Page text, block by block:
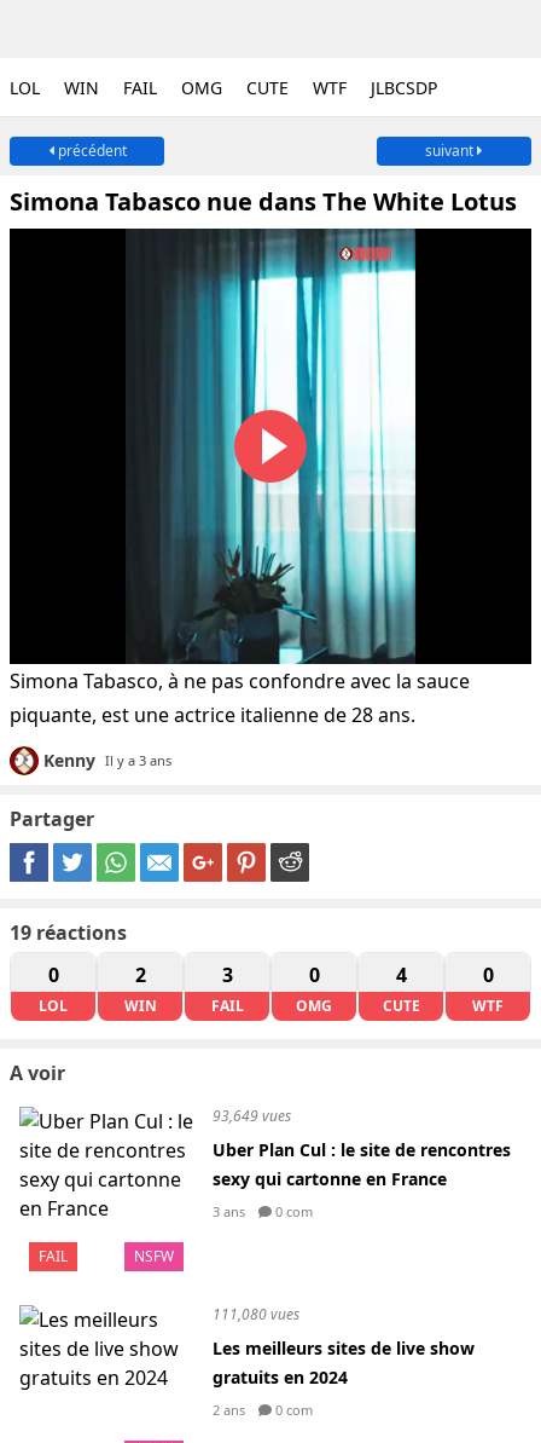
LOL WIN FAIL OMG CUTE WTF JLBCSDP
précédent suivant
Simona Tabasco nue dans The White Lotus
Simona Tabasco, à ne pas confondre avec la sauce
piquante, est une actrice italienne de 28 ans.
Kenny Il y a 3 ans
Partager
19 réactions
0
LOL
2
WIN
3
FAIL
0
OMG
4
CUTE
0
WTF
A voir
FAIL NSFW
93,649 vues
Uber Plan Cul : le site de rencontres
sexy qui cartonne en France
3 ans 0 com
111,080 vues
Les meilleurs sites de live show
gratuits en 2024
2 ans 0 com